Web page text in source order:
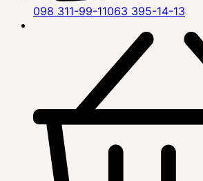
098 311-99-11063 395-14-13